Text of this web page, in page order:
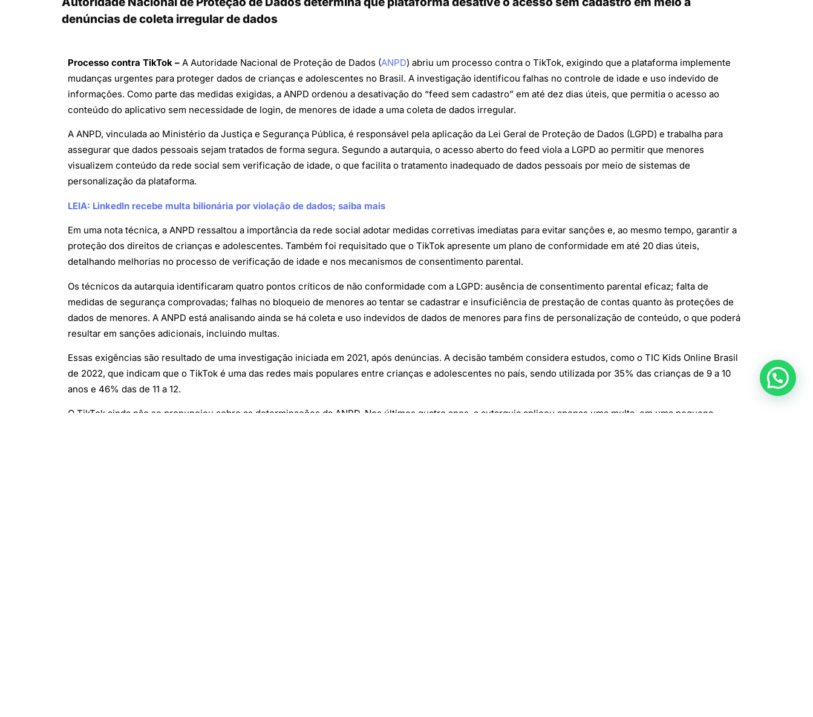
denúncias de coleta irregular de dados
Processo contra TikTok – A Autoridade Nacional de Proteção de Dados (ANPD) abriu um processo contra o TikTok, exigindo que a plataforma implemente
mudanças urgentes para proteger dados de crianças e adolescentes no Brasil. A investigação identificou falhas no controle de idade e uso indevido de
informações. Como parte das medidas exigidas, a ANPD ordenou a desativação do “feed sem cadastro” em até dez dias úteis, que permitia o acesso ao
conteúdo do aplicativo sem necessidade de login, de menores de idade a uma coleta de dados irregular.
A ANPD, vinculada ao Ministério da Justiça e Segurança Pública, é responsável pela aplicação da Lei Geral de Proteção de Dados (LGPD) e trabalha para
assegurar que dados pessoais sejam tratados de forma segura. Segundo a autarquia, o acesso aberto do feed viola a LGPD ao permitir que menores
visualizem conteúdo da rede social sem verificação de idade, o que facilita o tratamento inadequado de dados pessoais por meio de sistemas de
personalização da plataforma.
LEIA: LinkedIn recebe multa bilionária por violação de dados; saiba mais
Em uma nota técnica, a ANPD ressaltou a importância da rede social adotar medidas corretivas imediatas para evitar sanções e, ao mesmo tempo, garantir a
proteção dos direitos de crianças e adolescentes. Também foi requisitado que o TikTok apresente um plano de conformidade em até 20 dias úteis,
detalhando melhorias no processo de verificação de idade e nos mecanismos de consentimento parental.
Os técnicos da autarquia identificaram quatro pontos críticos de não conformidade com a LGPD: ausência de consentimento parental eficaz; falta de
medidas de segurança comprovadas; falhas no bloqueio de menores ao tentar se cadastrar e insuficiência de prestação de contas quanto às proteções de
dados de menores. A ANPD está analisando ainda se há coleta e uso indevidos de dados de menores para fins de personalização de conteúdo, o que poderá
resultar em sanções adicionais, incluindo multas.
Essas exigências são resultado de uma investigação iniciada em 2021, após denúncias. A decisão também considera estudos, como o TIC Kids Online Brasil
de 2022, que indicam que o TikTok é uma das redes mais populares entre crianças e adolescentes no país, sendo utilizada por 35% das crianças de 9 a 10
anos e 46% das de 11 a 12.
O TikTok ainda não se pronunciou sobre as determinações da ANPD. Nos últimos quatro anos, a autarquia aplicou apenas uma multa, em uma pequena